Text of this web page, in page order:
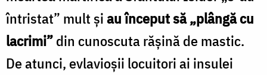
întristat” mult șiau început să „plângă cu
lacrimi”din cunoscuta rășină de mastic.
De atunci, evlavioșii locuitori ai insulei